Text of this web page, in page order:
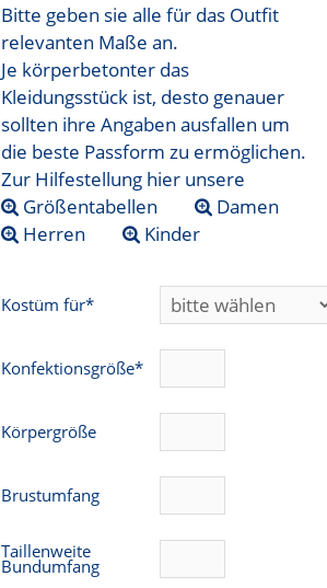
Bitte geben sie alle für das Outfit
relevanten Maße an.
Je körperbetonter das
Kleidungsstück ist, desto genauer
sollten ihre Angaben ausfallen um
die beste Passform zu ermöglichen.
Zur Hilfestellung hier unsere
Größentabellen
Damen
Herren
Kinder
Kostüm für*
Konfektionsgröße*
Körpergröße
Brustumfang
Taillenweite
Bundumfang